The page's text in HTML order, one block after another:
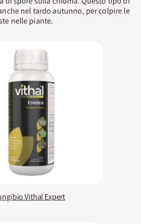
nel tardo autunno, per colpire le
nelle piante.
Vithal Expert